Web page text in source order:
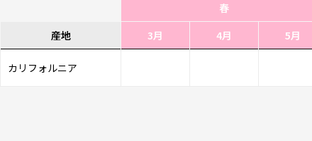
春
産地
3月 4月 5月
カリフォルニア